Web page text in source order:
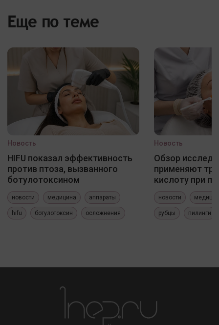
Еще по теме
Новость
HIFU показал эффективность
против птоза, вызванного
ботулотоксином
новости медицина аппараты
hifu ботулотоксин осложнения
Новость
Обзор
применяют
кислоту при
новости
рубцы пилинги